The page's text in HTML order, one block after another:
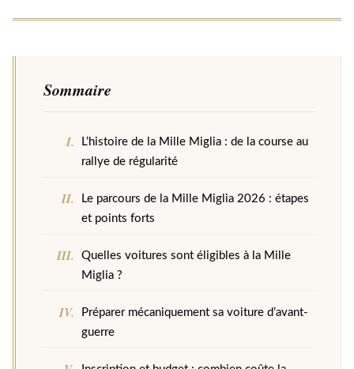
Sommaire
L’histoire de la Mille Miglia : de la course au
rallye de régularité
Le parcours de la Mille Miglia 2026 : étapes
et points forts
Quelles voitures sont éligibles à la Mille
Miglia ?
Préparer mécaniquement sa voiture d’avant-
guerre